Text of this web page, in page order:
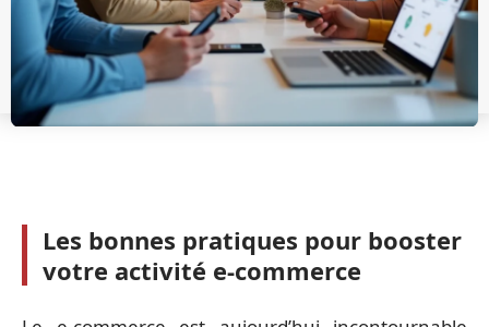
Les bonnes pratiques pour booster
votre activité e-commerce